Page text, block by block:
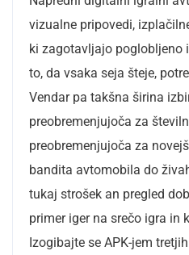
vizualne pripovedi,
ki zagotavljajo poglobljeno
to, da vsaka seja šteje,
Vendar pa takšna širina
preobremenjujoča za
preobremenjujoča za
bandita avtomobila do
tukaj strošek an pregled
primer iger na srečo igra in
Izogibajte se APK-jem